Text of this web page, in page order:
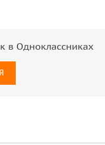
в Одноклассниках